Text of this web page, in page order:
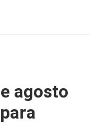
agosto